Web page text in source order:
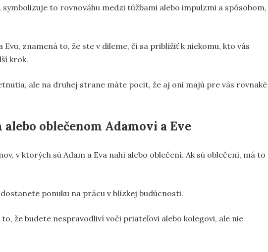
symbolizuje to rovnováhu medzi túžbami alebo impulzmi a spôsobom,
znamená to, že ste v dileme, či sa priblížiť k niekomu, kto vás
krok.
ale na druhej strane máte pocit, že aj oni majú pre vás rovnaké
oblečenom Adamovi a Eve
v ktorých sú Adam a Eva nahí alebo oblečení. Ak sú oblečení, má to
ponuku na prácu v blízkej budúcnosti.
to, že budete nespravodliví voči priateľovi alebo kolegovi, ale nie